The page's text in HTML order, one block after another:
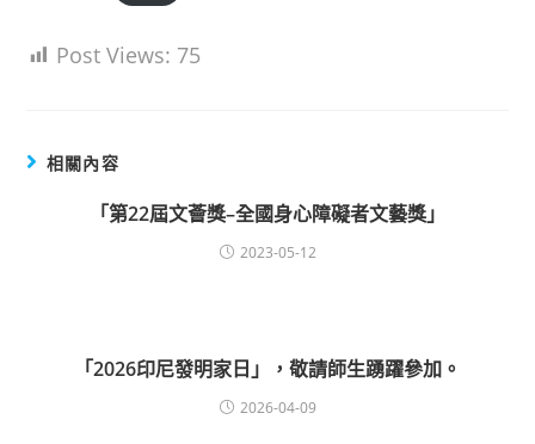
Post Views: 75
相關內容
「第22屆文薈獎–全國身心障礙者文藝獎」
2023-05-12
「2026印尼發明家日」，敬請師生踴躍參加。
2026-04-09